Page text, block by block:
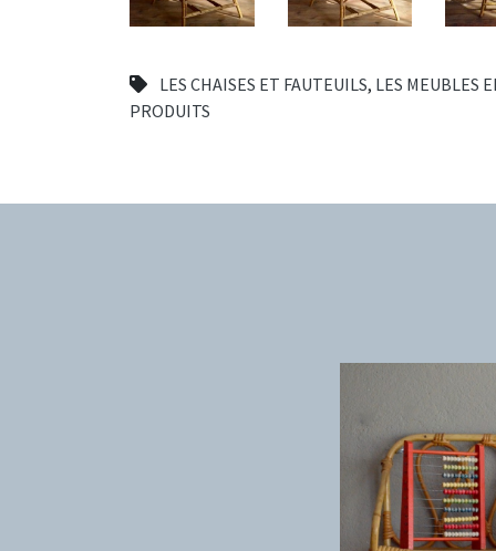
LES CHAISES ET FAUTEUILS, LES MEUBLES
PRODUITS